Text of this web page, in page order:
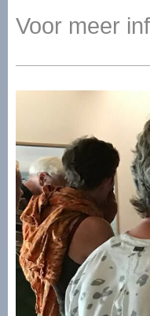
Voor meer